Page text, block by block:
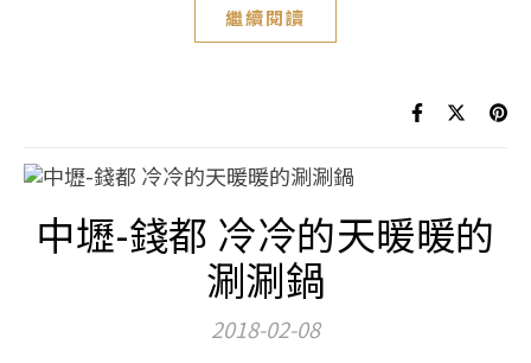
繼續閱讀
中壢-錢都 冷冷的天暖暖的
涮涮鍋
2018-02-08